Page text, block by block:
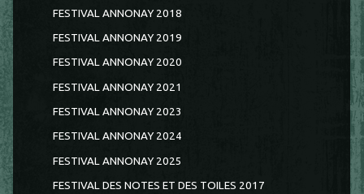
FESTIVAL ANNONAY 2018
FESTIVAL ANNONAY 2019
FESTIVAL ANNONAY 2020
FESTIVAL ANNONAY 2021
FESTIVAL ANNONAY 2023
FESTIVAL ANNONAY 2024
FESTIVAL ANNONAY 2025
FESTIVAL DES NOTES ET DES TOILES 2017